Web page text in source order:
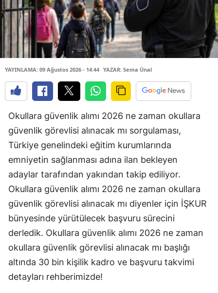
YAYINLAMA: 09 Ağustos 2026 - 14:44 YAZAR: Sema Ünal
Okullara güvenlik alımı 2026 ne zaman okullara
güvenlik görevlisi alınacak mı sorgulaması,
Türkiye genelindeki eğitim kurumlarında
emniyetin sağlanması adına ilan bekleyen
adaylar tarafından yakından takip ediliyor.
Okullara güvenlik alımı 2026 ne zaman okullara
güvenlik görevlisi alınacak mı diyenler için İŞKUR
bünyesinde yürütülecek başvuru sürecini
derledik. Okullara güvenlik alımı 2026 ne zaman
okullara güvenlik görevlisi alınacak mı başlığı
altında 30 bin kişilik kadro ve başvuru takvimi
detayları rehberimizde!